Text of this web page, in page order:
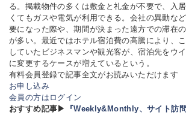
る。掲載物件の多くは敷金と礼金が不要で、入
くてもガスや電気が利用できる。会社の異動な
要になった際や、期間が決まった遠方での滞在
が多い。最近ではホテル宿泊費の高騰により、
していたビジネスマンや観光客が、宿泊先をウ
に変更するケースが増えているという。
有料会員登録で記事全文がお読みいただけます
お申し込み
会員の方はログイン
おすすめ記事▶
『Weekly&Monthly、サイト訪